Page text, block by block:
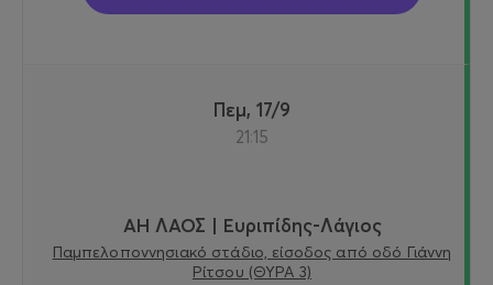
Πεμ, 17/9
21:15
ΑΗ ΛΑΟΣ | Ευριπίδης-Λάγιος
Παμπελοποννησιακό στάδιο, είσοδος από οδό Γιάννη
Ρίτσου (ΘΥΡΑ 3)